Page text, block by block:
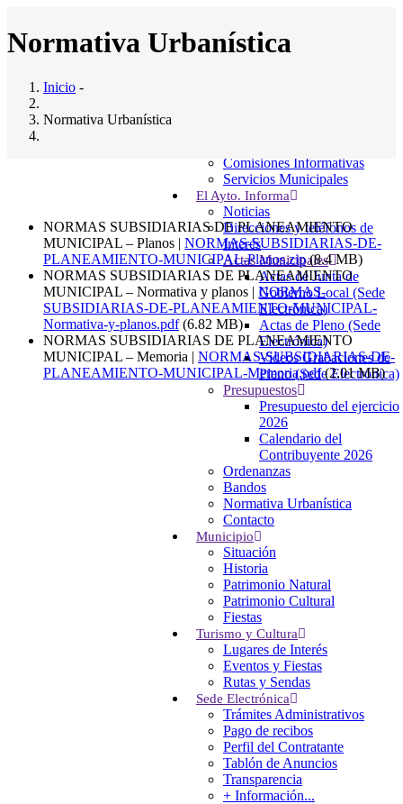
al
contenido
navigation
Comisiones Informativas
Servicios Municipales
El Ayto. Informa
Noticias
Direcciones y teléfonos de
Interés
Actas Municipales
Actas de Junta de
Gobierno Local (Sede
Electrónica)
Actas de Pleno (Sede
Electrónica)
Videos Grabaciones de
Pleno (Sede Electrónica)
Presupuestos
Presupuesto del ejercicio
2026
Calendario del
Contribuyente 2026
Ordenanzas
Bandos
Normativa Urbanística
Contacto
Municipio
Situación
Historia
Patrimonio Natural
Patrimonio Cultural
Fiestas
Turismo y Cultura
Lugares de Interés
Eventos y Fiestas
Rutas y Sendas
Sede Electrónica
Trámites Administrativos
Pago de recibos
Perfil del Contratante
Tablón de Anuncios
Transparencia
+ Información...
Normativa Urbanística
Inicio -
Normativa Urbanística
Normativa Urbanística
NORMAS SUBSIDIARIAS DE PLANEAMIENTO
MUNICIPAL – Planos | NORMAS-SUBSIDIARIAS-DE-
PLANEAMIENTO-MUNICIPAL-Planos.zip (8.4 MB)
NORMAS SUBSIDIARIAS DE PLANEAMIENTO
MUNICIPAL – Normativa y planos | NORMAS-
SUBSIDIARIAS-DE-PLANEAMIENTO-MUNICIPAL-
Normativa-y-planos.pdf (6.82 MB)
NORMAS SUBSIDIARIAS DE PLANEAMIENTO
MUNICIPAL – Memoria | NORMAS-SUBSIDIARIAS-DE-
PLANEAMIENTO-MUNICIPAL-Memoria.pdf (2.01 MB)
entrambasaguas@entrambasaguas.org
Calendario del Contribuyente 2026
Calendario Punto Limpio Móvil 2026
Weather details can not be fetched from
Política de Privacidad|Política de Cookies